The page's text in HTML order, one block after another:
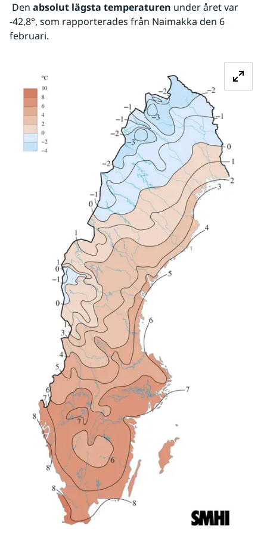
Den absolut lägsta temperaturen under året var
-42,8°, som rapporterades från Naimakka den 6
februari.